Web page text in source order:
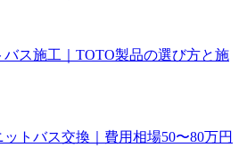
ス施工｜TOTO製品の選び方と施
トバス交換｜費用相場50〜80万円